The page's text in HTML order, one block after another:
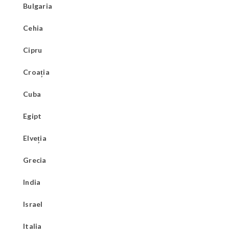
Bulgaria
Cehia
Cipru
Croația
Cuba
Egipt
Elveția
Grecia
India
Israel
Italia